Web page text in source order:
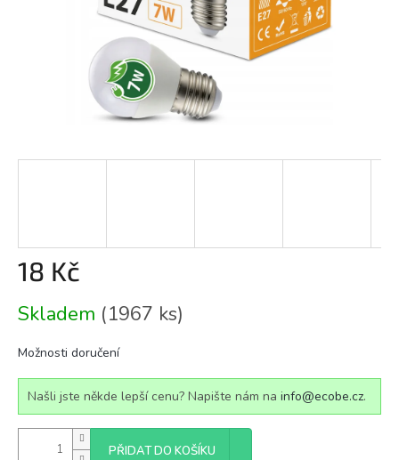
18 Kč
cena:
Skladem (1967 ks)
Možnosti doručení
Našli jste někde lepší cenu? Napište nám na info@ecobe.cz.
PŘIDAT DO KOŠÍKU